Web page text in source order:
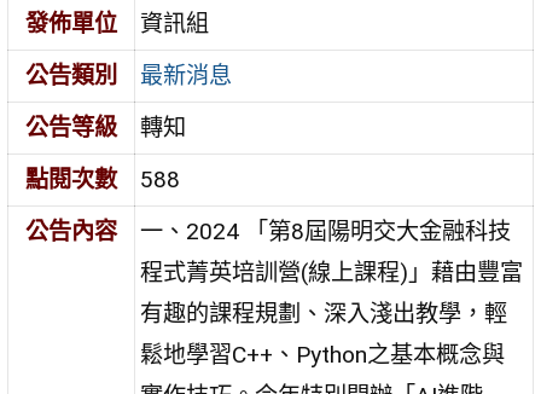
發佈單位
資訊組
公告類別
最新消息
公告等級
轉知
點閱次數
588
公告內容
一、2024 「第8屆陽明交大金融科技
程式菁英培訓營(線上課程)」藉由豐富
有趣的課程規劃、深入淺出教學，輕
鬆地學習C++、Python之基本概念與